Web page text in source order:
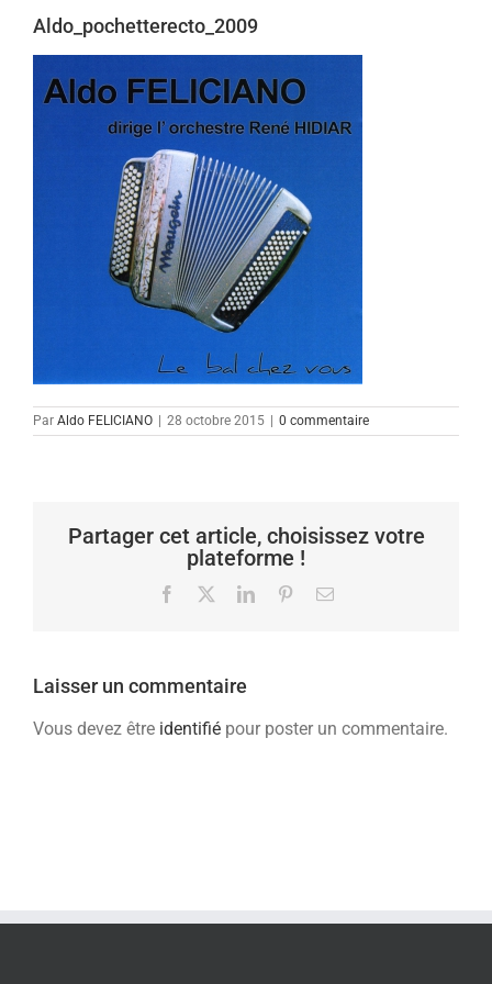
Aldo_pochetterecto_2009
Par Aldo FELICIANO | 28 octobre 2015 | 0 commentaire
Partager cet article, choisissez votre
plateforme !
Facebook LinkedInPinterestEmail
Laisser un commentaire
Vous devez être identifié pour poster un commentaire.